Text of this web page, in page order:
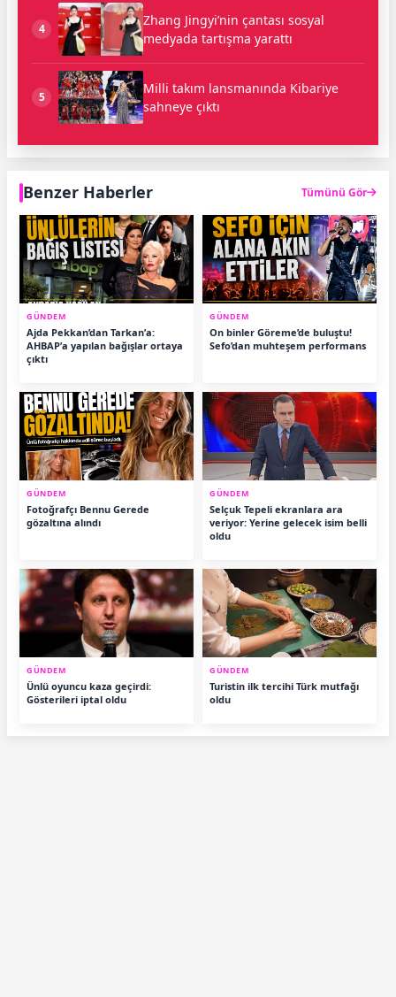
4
Zhang Jingyi’nin çantası sosyal
medyada tartışma yarattı
5
Milli takım lansmanında Kibariye
sahneye çıktı
Benzer Haberler Tümünü Gör
GÜNDEM
Ajda Pekkan’dan Tarkan’a:
AHBAP’a yapılan bağışlar ortaya
çıktı
GÜNDEM
On binler Göreme’de buluştu!
Sefo’dan muhteşem performans
GÜNDEM
Fotoğrafçı Bennu Gerede
gözaltına alındı
GÜNDEM
Selçuk Tepeli ekranlara ara
veriyor: Yerine gelecek isim belli
oldu
GÜNDEM
Ünlü oyuncu kaza geçirdi:
Gösterileri iptal oldu
GÜNDEM
Turistin ilk tercihi Türk mutfağı
oldu